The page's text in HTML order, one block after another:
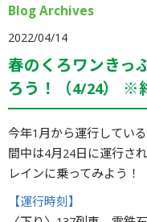
Blog Archives
2022/04/14
春のくろワンきっ
ろう！（4/24） ※
今年1月から運行してい
間中は4月24日に運行さ
レインに乗ってみよう！
【運行時刻】